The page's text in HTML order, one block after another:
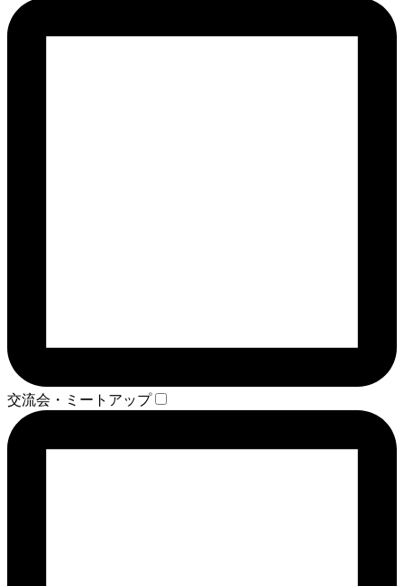
交流会・ミートアップ